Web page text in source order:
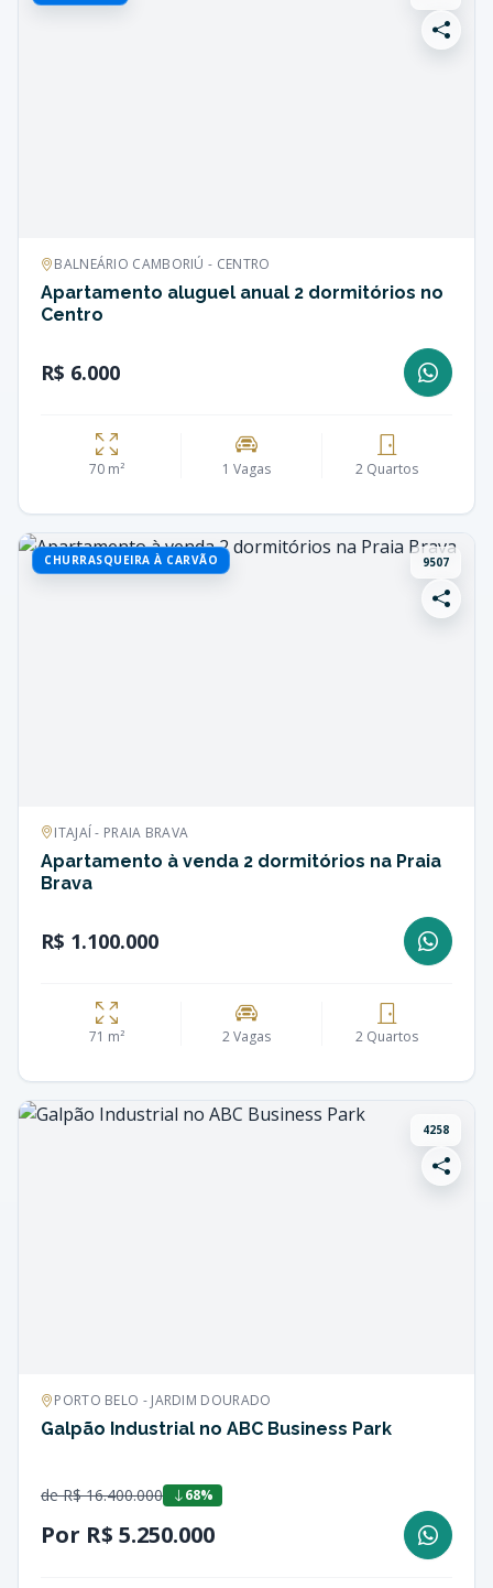
BALNEÁRIO CAMBORIÚ - CENTRO
Apartamento aluguel anual 2 dormitórios no
Centro
R$ 6.000
70 m² 1 Vagas 2 Quartos
CHURRASQUEIRA À CARVÃO 9507
ITAJAÍ - PRAIA BRAVA
Apartamento à venda 2 dormitórios na Praia
Brava
R$ 1.100.000
71 m² 2 Vagas 2 Quartos
4258
PORTO BELO - JARDIM DOURADO
Galpão Industrial no ABC Business Park
de R$ 16.400.000 68%
Por R$ 5.250.000